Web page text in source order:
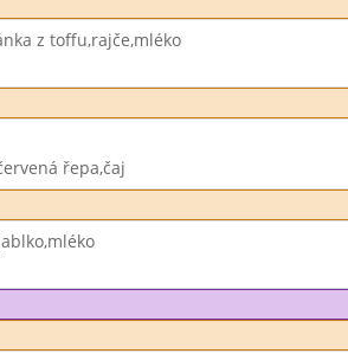
z toffu,rajče,mléko
řepa,čaj